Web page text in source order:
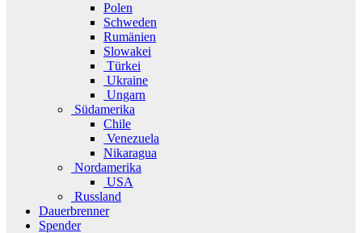
Polen
Schweden
Rumänien
Slowakei
Türkei
Ukraine
Ungarn
Südamerika
Chile
Venezuela
Nikaragua
Nordamerika
USA
Russland
Dauerbrenner
Spender